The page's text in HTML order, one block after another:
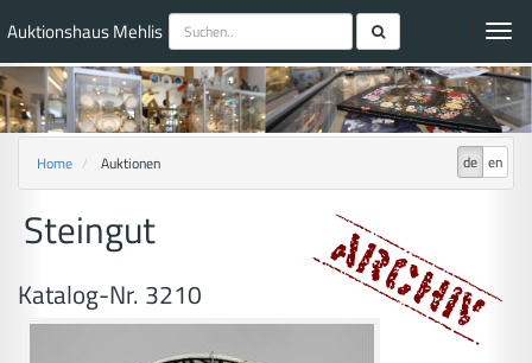
Auktionshaus Mehlis
de en
Home Auktionen
Steingut
Katalog-Nr. 3210